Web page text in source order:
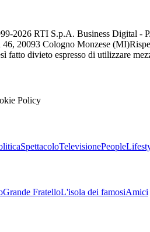
2026 RTI S.p.A. Business Digital -
20093 Cologno Monzese (MI)
fatto divieto espresso di utilizzare
Policy
SpettacoloTelevisionePeople
Grande FratelloL'isola dei famosiAmici